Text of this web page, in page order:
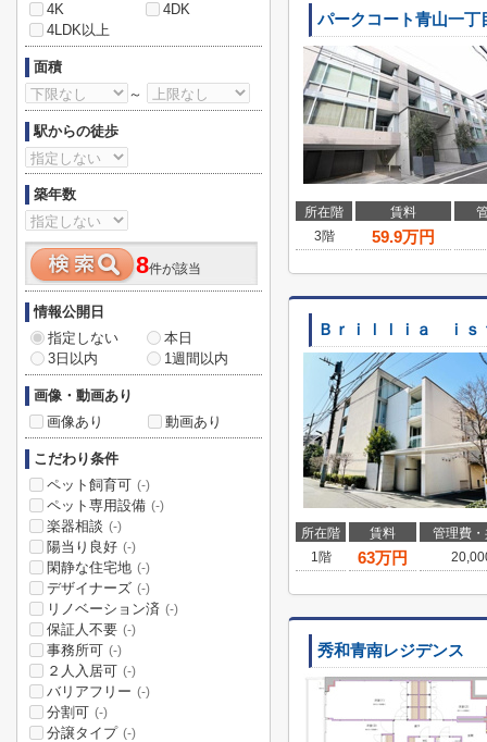
パークコート青山一丁
所在階 賃料
3階
59.9万円
Ｂｒｉｌｌｉａ ｉ
所在階 賃料
管理費
1階
63万円
秀和青南レジデンス
4K
4DK
4LDK以上
面積
～
駅からの徒歩
築年数
8件が該当
情報公開日
指定しない
本日
3日以内
1週間以内
画像・動画あり
画像あり
動画あり
こだわり条件
ペット飼育可 (-)
ペット専用設備 (-)
楽器相談 (-)
陽当り良好 (-)
閑静な住宅地 (-)
デザイナーズ (-)
リノベーション済 (-)
保証人不要 (-)
事務所可 (-)
２人入居可 (-)
バリアフリー (-)
分割可 (-)
分譲タイプ (-)